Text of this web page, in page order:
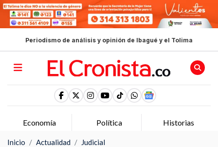
Periodismo de análisis y opinión de Ibagué y el Tolima
Economía Política Historias
Inicio Actualidad
Judicial